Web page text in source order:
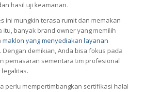
hasil uji keamanan.
ini mungkin terasa rumit dan memakan
itu, banyak brand owner yang memilih
maklon yang menyediakan layanan
. Dengan demikian, Anda bisa fokus pada
pemasaran sementara tim profesional
perlu mempertimbangkan sertifikasi halal